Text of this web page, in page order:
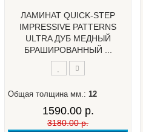
ЛАМИНАТ QUICK-STEP
IMPRESSIVE PATTERNS
ULTRA ДУБ МЕДНЫЙ
БРАШИРОВАННЫЙ ...
Общая толщина мм.: 12
1590.00 р.
3180.00 р.